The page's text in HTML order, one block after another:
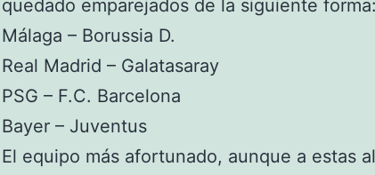
quedado emparejados de la siguiente forma:
Málaga – Borussia D.
Real Madrid – Galatasaray
PSG – F.C. Barcelona
Bayer – Juventus
El equipo más afortunado, aunque a estas